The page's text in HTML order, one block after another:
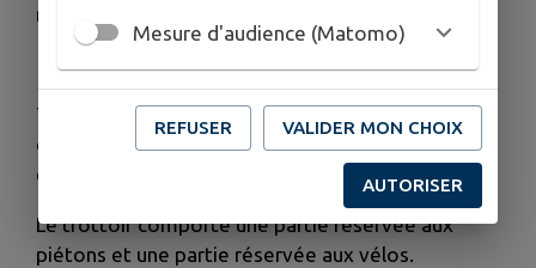
réduite, aux poussettes et aux personnes âgées ;
- maintenir des cheminements libres et sécurisés.
Tout véhicule stationné sur un trottoir s'expose à
des sanctions conformément à la réglementation
en vigueur.
Le trottoir comporte une partie réservée aux
piétons et une partie réservée aux vélos.
Mesure d'audience (Matomo)
REFUSER VALIDER MON CHOIX
AUTORISER